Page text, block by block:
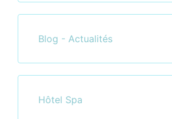
Blog - Actualités
Hôtel Spa